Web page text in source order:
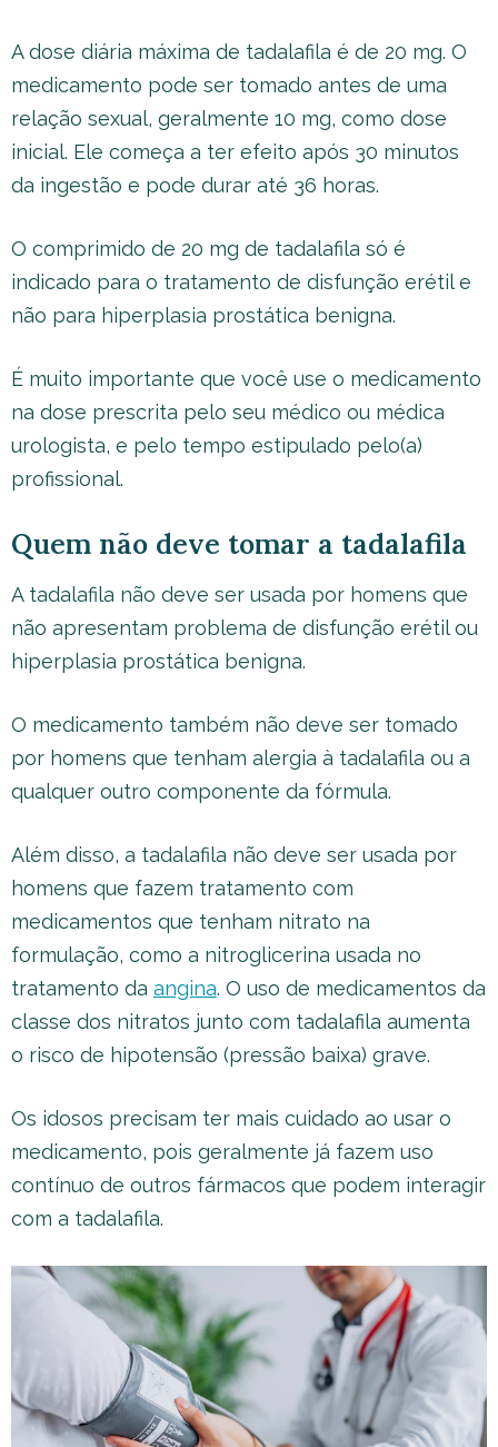
A dose diária máxima de tadalafila é de 20 mg. O
medicamento pode ser tomado antes de uma
relação sexual, geralmente 10 mg, como dose
inicial. Ele começa a ter efeito após 30 minutos
da ingestão e pode durar até 36 horas.
O comprimido de 20 mg de tadalafila só é
indicado para o tratamento de disfunção erétil e
não para hiperplasia prostática benigna.
É muito importante que você use o medicamento
na dose prescrita pelo seu médico ou médica
urologista, e pelo tempo estipulado pelo(a)
profissional.
Quem não deve tomar a tadalafila
A tadalafila não deve ser usada por homens que
não apresentam problema de disfunção erétil ou
hiperplasia prostática benigna.
O medicamento também não deve ser tomado
por homens que tenham alergia à tadalafila ou a
qualquer outro componente da fórmula.
Além disso, a tadalafila não deve ser usada por
homens que fazem tratamento com
medicamentos que tenham nitrato na
formulação, como a nitroglicerina usada no
tratamento da angina. O uso de medicamentos da
classe dos nitratos junto com tadalafila aumenta
o risco de hipotensão (pressão baixa) grave.
Os idosos precisam ter mais cuidado ao usar o
medicamento, pois geralmente já fazem uso
contínuo de outros fármacos que podem interagir
com a tadalafila.